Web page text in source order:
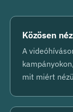
Közösen
A
mit miért